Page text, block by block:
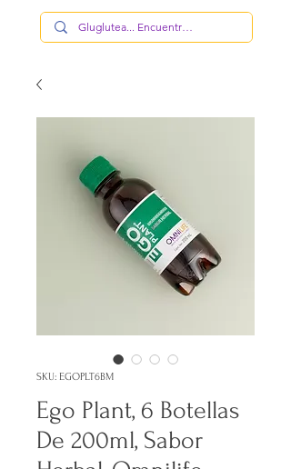
SKU: EGOPLT6BM
Ego Plant, 6 Botellas
De 200ml, Sabor